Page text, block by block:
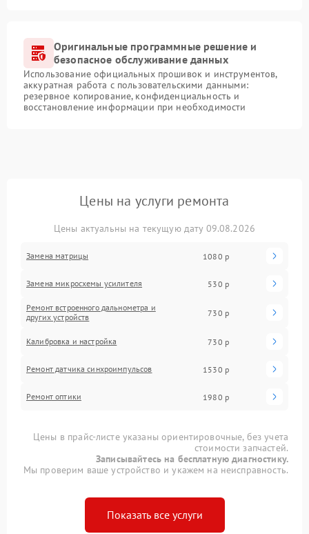
Оригинальные программные решение и
безопасное обслуживание данных
Использование официальных прошивок и инструментов,
аккуратная работа с пользовательскими данными:
резервное копирование, конфиденциальность и
восстановление информации при необходимости
Цены на услуги ремонта
Цены актуальны на текущую дату 09.08.2026
Замена матрицы 1080 р
Замена микросхемы усилителя 530 р
Ремонт встроенного дальнометра и
других устройств
730 р
Калибровка и настройка 730 р
Ремонт датчика синхроимпульсов 1530 р
Ремонт оптики 1980 р
Цены в прайс-листе указаны ориентировочные, без учета
стоимости запчастей.
Записывайтесь на бесплатную диагностику.
Мы проверим ваше устройство и укажем на неисправность.
Показать все услуги